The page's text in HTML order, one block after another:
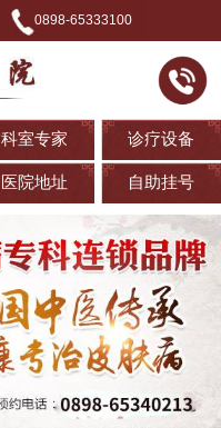
0898-65333100
科室专家 诊疗设备
医院地址 自助挂号